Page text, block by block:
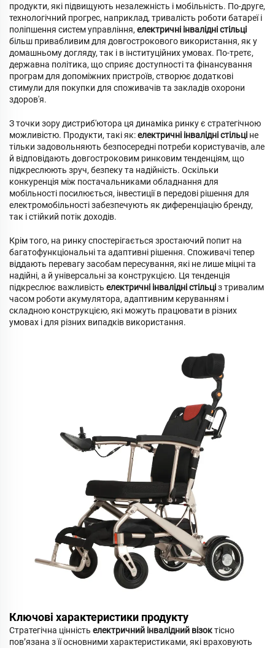
продукти, які підвищують незалежність і мобільність. По-друге,
технологічний прогрес, наприклад, тривалість роботи батареї і
поліпшення систем управління, електричні інвалідні стільці
більш привабливим для довгострокового використання, як у
домашньому догляду, так і в інституційних умовах. По-третє,
державна політика, що сприяє доступності та фінансування
програм для допоміжних пристроїв, створює додаткові
стимули для покупки для споживачів та закладів охорони
здоров'я.
З точки зору дистриб'ютора ця динаміка ринку є стратегічною
можливістю. Продукти, такі як:електричні інвалідні стільці не
тільки задовольняють безпосередні потреби користувачів, але
й відповідають довгостроковим ринковим тенденціям, що
підкреслюють зруч, безпеку та надійність. Оскільки
конкуренція між постачальниками обладнання для
мобільності посилюється, інвестиції в передові рішення для
електромобільності забезпечують як диференціацію бренду,
так і стійкий потік доходів.
Крім того, на ринку спостерігається зростаючий попит на
багатофункціональні та адаптивні рішення. Споживачі тепер
віддають перевагу засобам пересування, які не лише міцні та
надійні, а й універсальні за конструкцією. Ця тенденція
підкреслює важливість електричні інвалідні стільціз тривалим
часом роботи акумулятора, адаптивним керуванням і
складною конструкцією, які можуть працювати в різних
умовах і для різних випадків використання.
Ключові характеристики продукту
Стратегічна цінність електричний інвалідний візоктісно
пов’язана з її основними характеристиками, які враховують